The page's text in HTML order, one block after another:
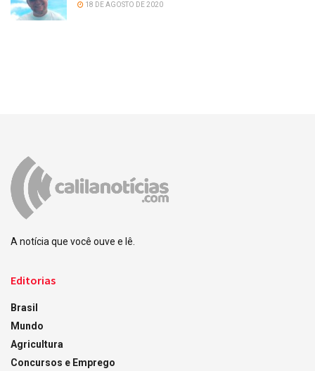
18 DE AGOSTO DE 2020
A notícia que você ouve e lê.
Editorias
Brasil
Mundo
Agricultura
Concursos e Emprego